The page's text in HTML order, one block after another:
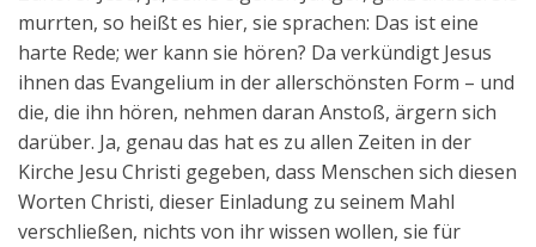
murrten, so heißt es hier, sie sprachen: Das ist eine
harte Rede; wer kann sie hören? Da verkündigt Jesus
ihnen das Evangelium in der allerschönsten Form – und
die, die ihn hören, nehmen daran Anstoß, ärgern sich
darüber. Ja, genau das hat es zu allen Zeiten in der
Kirche Jesu Christi gegeben, dass Menschen sich diesen
Worten Christi, dieser Einladung zu seinem Mahl
verschließen, nichts von ihr wissen wollen, sie für